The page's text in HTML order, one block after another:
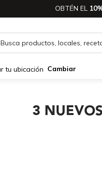
OBTÉN EL
tu ubicación Cambiar
3